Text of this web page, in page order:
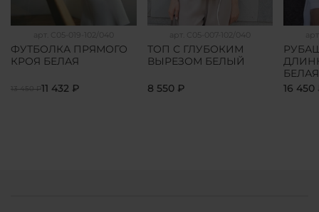
арт. C05-019-102/040
ФУТБОЛКА ПРЯМОГО
КРОЯ БЕЛАЯ
13 450 ₽11 432 ₽
арт. C05-007-102/040
ТОП С ГЛУБОКИМ
ВЫРЕЗОМ БЕЛЫЙ
8 550 ₽
БЕЛАЯ
16 450